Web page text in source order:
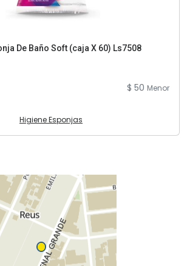
De Baño Soft (caja X 60) Ls7508
$ 50 Menor
Higiene Esponjas